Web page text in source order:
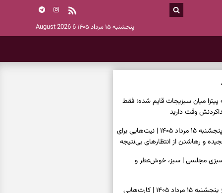
پنجشنبه ۱۵ مرداد ۱۴۰۵ 6 August 2026
پیتزا میان سبزیجات قایم شده؛ فقط
فال ابجد امروز پنجشنبه ۱۵ مرداد ۱۴۰۵ | نیت‌هایی برای
و رهاشدن از انتظارهای بی‌نتیجه
سبزی مجلسی | سبز، خوش‌عطر و
فال تاروت امروز پنجشنبه ۱۵ مرداد ۱۴۰۵ | کارت‌هایی